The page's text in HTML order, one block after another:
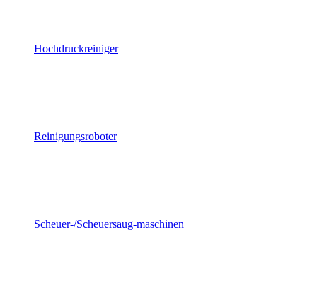
Hochdruckreiniger
Reinigungsroboter
Scheuer-/Scheuersaug-maschinen